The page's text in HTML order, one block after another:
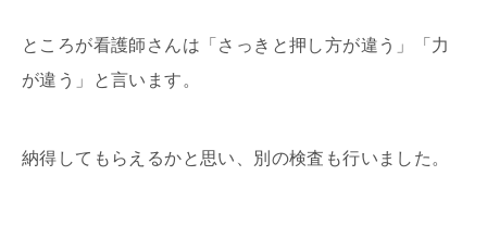
ところが看護師さんは「さっきと押し方が違う」「力
が違う」と言います。
納得してもらえるかと思い、別の検査も行いました。